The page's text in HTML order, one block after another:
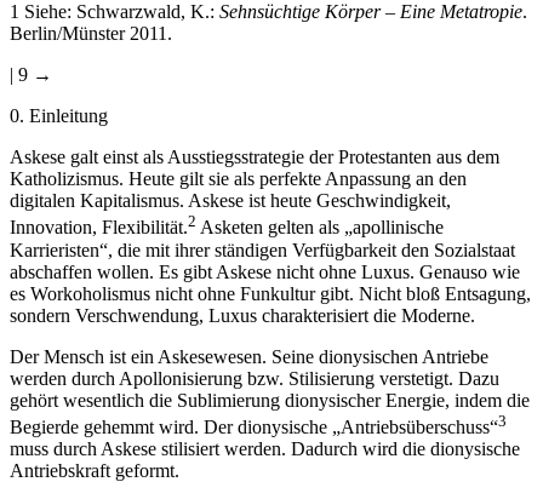
1 Siehe: Schwarzwald, K.: Sehnsüchtige Körper – Eine Metatropie.
Berlin/Münster 2011.
| 9 →
0. Einleitung
Askese galt einst als Ausstiegsstrategie der Protestanten aus dem
Katholizismus. Heute gilt sie als perfekte Anpassung an den
digitalen Kapitalismus. Askese ist heute Geschwindigkeit,
Innovation, Flexibilität.2 Asketen gelten als „apollinische
Karrieristen“, die mit ihrer ständigen Verfügbarkeit den Sozialstaat
abschaffen wollen. Es gibt Askese nicht ohne Luxus. Genauso wie
es Workoholismus nicht ohne Funkultur gibt. Nicht bloß Entsagung,
sondern Verschwendung, Luxus charakterisiert die Moderne.
Der Mensch ist ein Askesewesen. Seine dionysischen Antriebe
werden durch Apollonisierung bzw. Stilisierung verstetigt. Dazu
gehört wesentlich die Sublimierung dionysischer Energie, indem die
Begierde gehemmt wird. Der dionysische „Antriebsüberschuss“3
muss durch Askese stilisiert werden. Dadurch wird die dionysische
Antriebskraft geformt.